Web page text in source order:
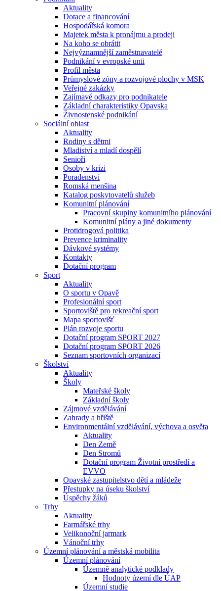
Aktuality
Dotace a financování
Hospodářská komora
Majetek města k pronájmu a prodeji
Na koho se obrátit
Nejvýznamnější zaměstnavatelé
Podnikání v evropské unii
Profil města
Průmyslové zóny a rozvojové plochy v MSK
Veřejné zakázky
Zajímavé odkazy pro podnikatele
Základní charakteristiky Opavska
Živnostenské podnikání
Sociální oblast
Aktuality
Rodiny s dětmi
Mladiství a mladí dospělí
Senioři
Osoby v krizi
Poradenství
Romská menšina
Katalog poskytovatelů služeb
Komunitní plánování
Pracovní skupiny komunitního plánování
Komunitní plány a jiné dokumenty
Protidrogová politika
Prevence kriminality
Dávkové systémy
Kontakty
Dotační program
Sport
Aktuality
O sportu v Opavě
Profesionální sport
Sportoviště pro rekreační sport
Mapa sportovišť
Plán rozvoje sportu
Dotační program SPORT 2027
Dotační program SPORT 2026
Seznam sportovních organizací
Školství
Aktuality
Školy
Mateřské školy
Základní školy
Zájmové vzdělávání
Zahrady a hřiště
Environmentální vzdělávání, výchova a osvěta
Aktuality
Den Země
Den Stromů
Dotační program Životní prostředí a
EVVO
Opavské zastupitelstvo dětí a mládeže
Přestupky na úseku školství
Úspěchy žáků
Trhy
Aktuality
Farmářské trhy
Velikonoční jarmark
Vánoční trhy
Územní plánování a městská mobilita
Územní plánování
Územně analytické podklady
Hodnoty území dle ÚAP
Územní studie